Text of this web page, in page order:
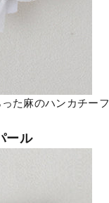
た麻のハンカチーフ
ール